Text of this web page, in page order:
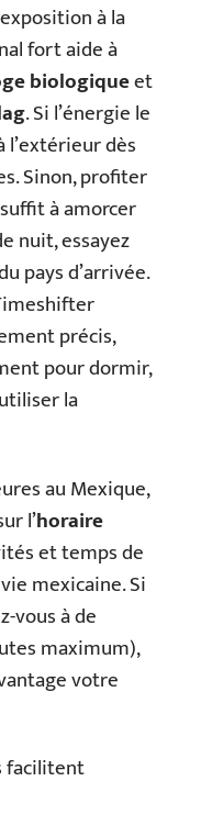
à la
fort aide à
biologiqueet
. Si l’énergie le
dès
Sinon, profiter
à amorcer
nuit, essayez
pays d’arrivée.
précis,
pour dormir,
la
au Mexique,
l’horaire
et temps de
mexicaine. Si
vous à de
maximum),
votre
facilitent